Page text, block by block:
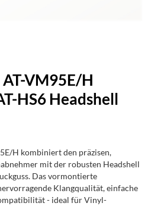
VM95E/H
HS6 Headshell
H kombiniert den präzisen,
mit der robusten Headshell
Das vormontierte
Klangqualität, einfache
- ideal für Vinyl-